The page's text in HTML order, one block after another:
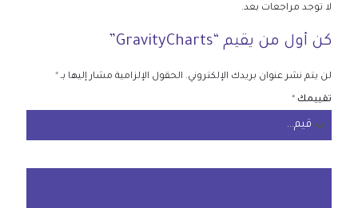
لا توجد مراجعات بعد.
كن أول من يقيم “GravityCharts”
لن يتم نشر عنوان بريدك الإلكتروني. الحقول الإلزامية مشار إليها بـ *
تقييمك *